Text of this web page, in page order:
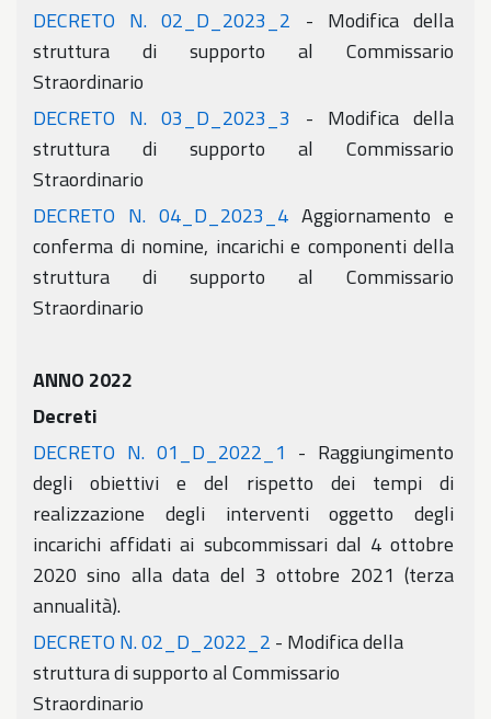
DECRETO N. 02_D_2023_2 - Modifica della
struttura di supporto al Commissario
Straordinario
DECRETO N. 03_D_2023_3 - Modifica della
struttura di supporto al Commissario
Straordinario
DECRETO N. 04_D_2023_4 Aggiornamento e
conferma di nomine, incarichi e componenti della
struttura di supporto al Commissario
Straordinario
ANNO 2022
Decreti
DECRETO N. 01_D_2022_1 - Raggiungimento
degli obiettivi e del rispetto dei tempi di
realizzazione degli interventi oggetto degli
incarichi affidati ai subcommissari dal 4 ottobre
2020 sino alla data del 3 ottobre 2021 (terza
annualità).
DECRETO N. 02_D_2022_2 - Modifica della
struttura di supporto al Commissario
Straordinario